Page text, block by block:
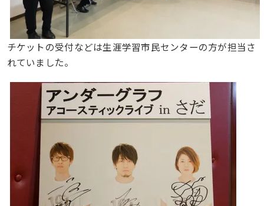
チケットの受付などは生涯学習市民センターの方が担当さ
れていました。